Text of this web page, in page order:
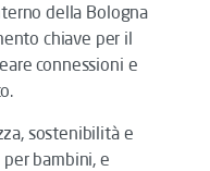
della Bologna
chiave per il
connessioni e
sostenibilità e
bambini, e